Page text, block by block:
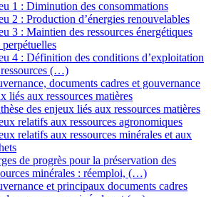
1 : Diminution des consommations
2 : Production d’énergies renouvelables
3 : Maintien des ressources énergétiques
perpétuelles
4 : Définition des conditions d’exploitation
ressources (…)
documents cadres et gouvernance
liés aux ressources matières
des enjeux liés aux ressources matières
relatifs aux ressources agronomiques
relatifs aux ressources minérales et aux
de progrès pour la préservation des
minérales : réemploi, (…)
et principaux documents cadres